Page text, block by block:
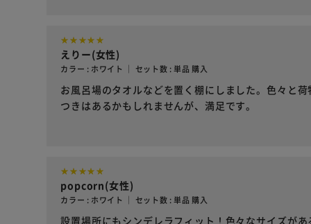
えりー(女性)
カラー : ホワイト ｜ セット数 : 単品 購入
お風呂場のタオルなどを置く棚にしました。色々と
つきはあるかもしれませんが、満足です。
popcorn(女性)
カラー : ホワイト ｜ セット数 : 単品 購入
設置場所にもシンデレラフィット！色々なサイズが